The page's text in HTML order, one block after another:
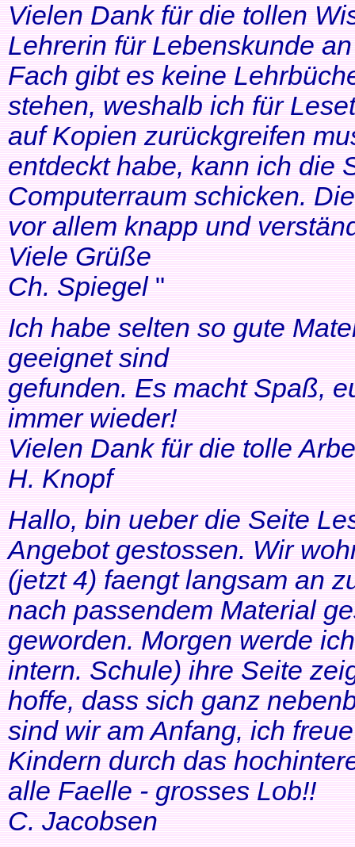
Vielen Dank für die tollen
Lehrerin für Lebenskunde
Fach gibt es keine
stehen, weshalb ich für
auf Kopien zurückgreifen
entdeckt habe, kann ich die
Computerraum schicken.
vor allem knapp und
Viele Grüße
Ch. Spiegel"
Ich habe selten so gute
geeignet sind
gefunden. Es macht Spaß,
immer wieder!
Vielen Dank für die tolle
H. Knopf
Hallo, bin ueber die Seite
Angebot gestossen. Wir
(jetzt 4) faengt langsam an
nach passendem Material
geworden. Morgen werde
intern. Schule) ihre Seite
hoffe, dass sich ganz
sind wir am Anfang, ich
Kindern durch das
alle Faelle - grosses Lob!!
C. Jacobsen